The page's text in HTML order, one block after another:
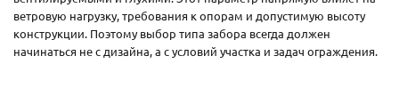
ветровую нагрузку, требования к опорам и допустимую высоту
конструкции. Поэтому выбор типа забора всегда должен
начинаться не с дизайна, а с условий участка и задач ограждения.